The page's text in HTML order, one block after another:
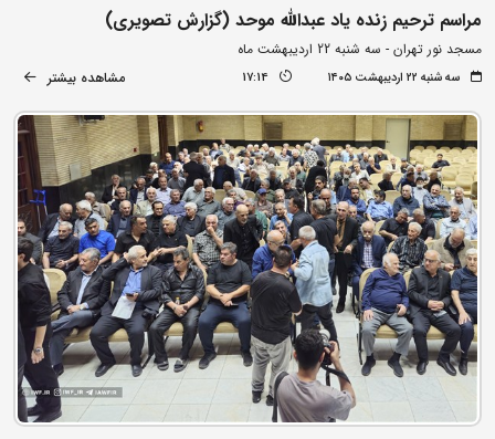
مراسم ترحیم زنده یاد عبدالله موحد (گزارش تصویری)
مسجد نور تهران - سه شنبه 22 اردیبهشت ماه
سه شنبه ۲۲ اردیبهشت ۱۴۰۵ 17:14 مشاهده بیشتر